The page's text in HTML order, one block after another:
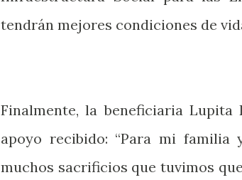
tendrán mejores condiciones de
Finalmente, la beneficiaria Lupita
apoyo recibido: “Para mi
muchos sacrificios que tuvimos